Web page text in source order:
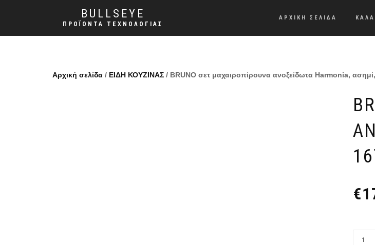
BULLSEYE
ΠΡΟΪΌΝΤΑ ΤΕΧΝΟΛΟΓΊΑΣ
ΑΡΧΙΚΗ ΣΕΛΙΔΑ
Αρχική σελίδα / ΕΙΔΗ ΚΟΥΖΙΝΑΣ / BRUNO σετ μαχαιροπίρουνα ανοξείδωτα Harmonia,
€